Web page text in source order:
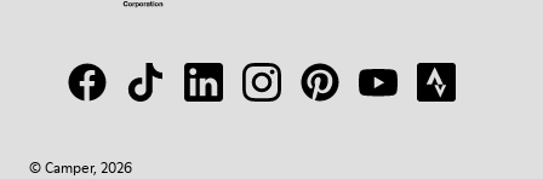
© Camper, 2026